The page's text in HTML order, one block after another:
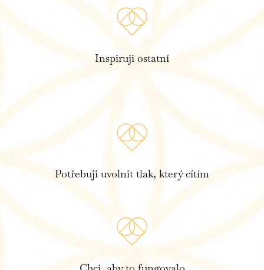
Inspiruji ostatní
Potřebuji uvolnit tlak, který cítím